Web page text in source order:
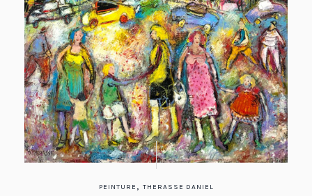
PEINTURE , THERASSE DANIEL